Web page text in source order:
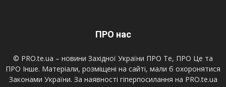
ПРО нас
© PRO.te.ua – новини Західної України ПРО Те, ПРО Це та
ПРО Інше. Матеріали, розміщені на сайті, мали б охоронятися
Законами України. За наявності гіперпосилання на PRO.te.ua